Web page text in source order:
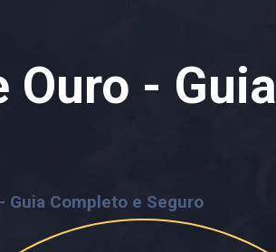
Ouro - Guia
Guia Completo e Seguro